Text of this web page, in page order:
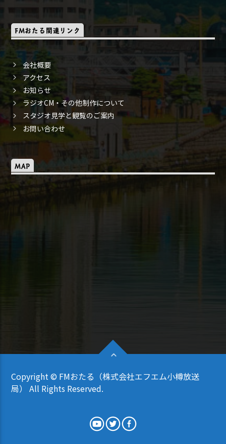
FMおたる関連リンク
会社概要
アクセス
お知らせ
ラジオCM・その他制作について
スタジオ見学と観覧のご案内
お問い合わせ
MAP
Copyright © FMおたる（株式会社エフエム小樽放送
局） All Rights Reserved.